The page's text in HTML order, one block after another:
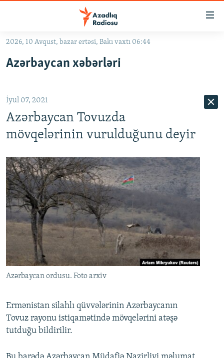
Əsas
qayıt
qayıt
Axtarışa
#ƏSLINDƏ
FƏRQƏ BAX
QANUNI DOĞRU
ARAŞDIRMA
MULTIMEDIA
VIDEO
FOTOQALEREYA
İNFOQRAFIKA
KARIKATURA
RADIO ARXIV
OXU ZALI
AZƏRBAYCAN ƏDƏBIYYATI KITABXANASI
İSLAM VƏ DEMOKRATIYA
HAQQIMIZDA
MISSIYAMIZ
PEŞƏ ETIKASI VƏ JURNALISTIKA STANDARTLARIMIZ
BIZIMLƏ ƏLAQƏ
XƏBƏR BÜLLETENLƏRIMIZ
BIZI IZLƏ
2026, 10 Avqust, bazar ertəsi, Bakı vaxtı 06:44
Azərbaycan xəbərləri
İyul 07, 2021
Azərbaycan Tovuzda
mövqelərinin vurulduğunu deyir
Azərbaycan ordusu. Foto arxiv
Ermənistan silahlı qüvvələrinin Azərbaycanın
Tovuz rayonu istiqamətində mövqelərini atəşə
tutduğu bildirilir.